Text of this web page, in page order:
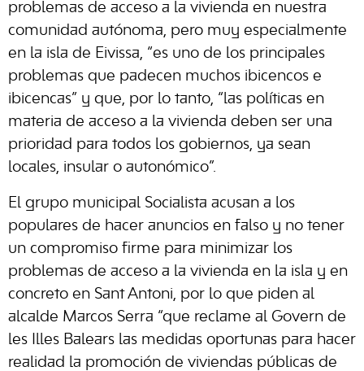
problemas de acceso a la vivienda en nuestra
comunidad autónoma, pero muy especialmente
en la isla de Eivissa, “es uno de los principales
problemas que padecen muchos ibicencos e
ibicencas” y que, por lo tanto, “las políticas en
materia de acceso a la vivienda deben ser una
prioridad para todos los gobiernos, ya sean
locales, insular o autonómico”.
El grupo municipal Socialista acusan a los
populares de hacer anuncios en falso y no tener
un compromiso firme para minimizar los
problemas de acceso a la vivienda en la isla y en
concreto en Sant Antoni, por lo que piden al
alcalde Marcos Serra “que reclame al Govern de
les Illes Balears las medidas oportunas para hacer
realidad la promoción de viviendas públicas de